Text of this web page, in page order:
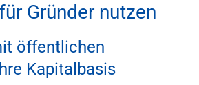
Gründer nutzen
öffentlichen
Kapitalbasis